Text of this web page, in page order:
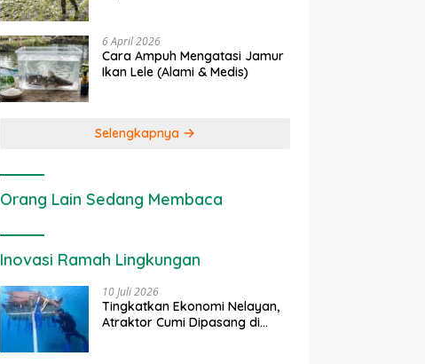
6 April 2026
Cara Ampuh Mengatasi Jamur
Ikan Lele (Alami & Medis)
Selengkapnya
Orang Lain Sedang Membaca
Inovasi Ramah Lingkungan
10 Juli 2026
Tingkatkan Ekonomi Nelayan,
Atraktor Cumi Dipasang di